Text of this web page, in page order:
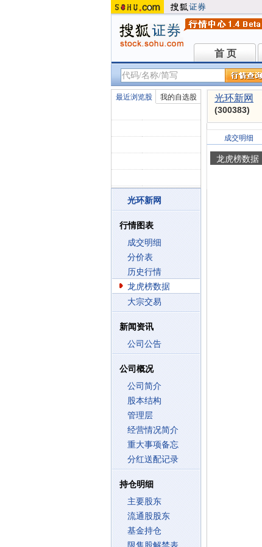
首 页
首 页
最近浏览股 我的自选股
光环新网
行情图表
成交明细
分价表
历史行情
龙虎榜数据
大宗交易
新闻资讯
公司公告
公司概况
公司简介
股本结构
管理层
经营情况简介
重大事项备忘
分红送配记录
持仓明细
主要股东
流通股股东
基金持仓
光环新网
(300383)
成交明细
龙虎榜数据